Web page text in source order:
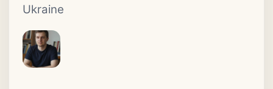
Ukraine